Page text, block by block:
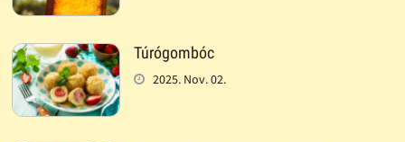
Túrógombóc
2025. Nov. 02.